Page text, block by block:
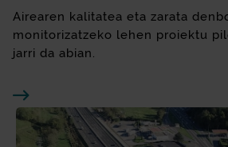
Airearen kalitatea eta zarata
monitorizatzeko lehen proiektu
jarri da abian.